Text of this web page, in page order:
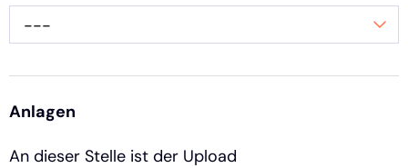
---
Anlagen
An dieser Stelle ist der Upload